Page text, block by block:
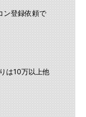
ン登録依頼で
は10万以上他